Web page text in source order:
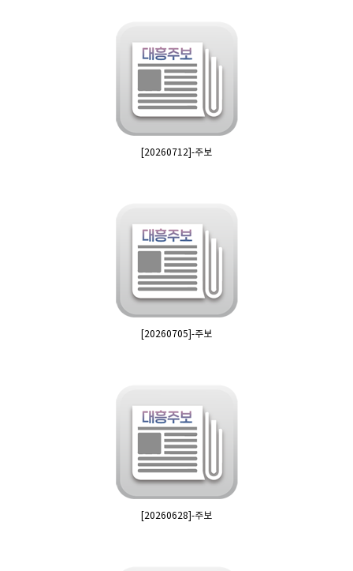
[20260712]-주보
[20260705]-주보
[20260628]-주보